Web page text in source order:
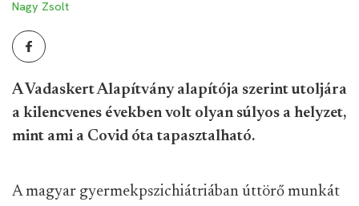
Nagy Zsolt
A Vadaskert Alapítvány alapítója szerint utoljára
a kilencvenes években volt olyan súlyos a helyzet,
mint ami a Covid óta tapasztalható.
A magyar gyermekpszichiátriában úttörő munkát